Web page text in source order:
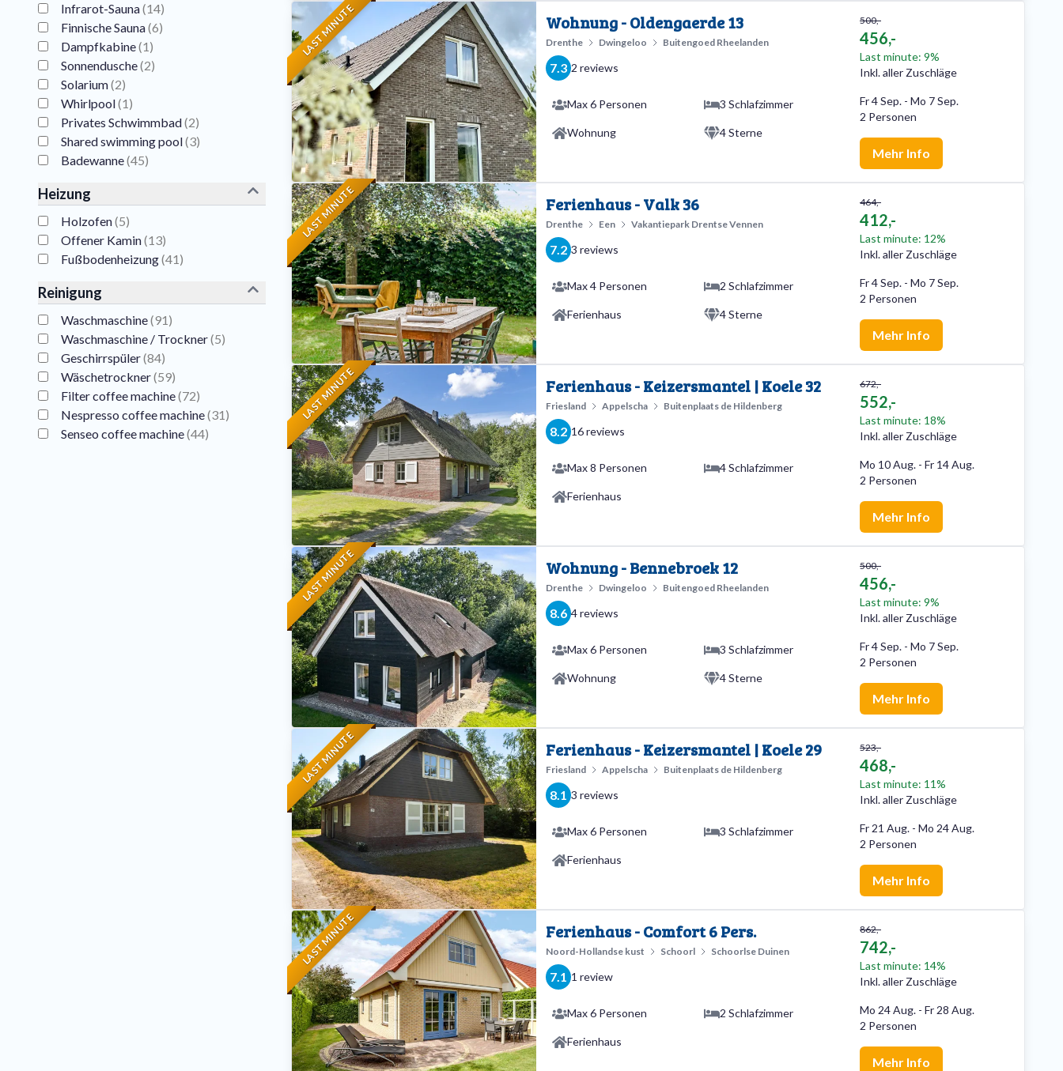
Infrarot-Sauna(14)
Finnische Sauna(6)
Dampfkabine(1)
Sonnendusche(2)
Solarium(2)
Whirlpool(1)
Privates Schwimmbad(2)
Shared swimming pool(3)
Badewanne(45)
Heizung
Holzofen(5)
Offener Kamin(13)
Fußbodenheizung(41)
Reinigung
Waschmaschine(91)
Waschmaschine / Trockner(5)
Geschirrspüler(84)
Wäschetrockner(59)
Filter coffee machine(72)
Nespresso coffee machine(31)
Senseo coffee machine(44)
LAST MINUTE Wohnung - Oldengaerde 13
Drenthe Dwingeloo Buitengoed Rheelanden
7.3 2 reviews
Max 6 Personen 3 Schlafzimmer
Wohnung 4 Sterne
500,-
456,-
Last minute: 9%
Inkl. aller Zuschläge
Fr 4 Sep. - Mo 7 Sep.
2 Personen
Mehr Info
LAST MINUTE Ferienhaus - Valk 36
Drenthe Een Vakantiepark Drentse Vennen
7.2 3 reviews
Max 4 Personen 2 Schlafzimmer
Ferienhaus 4 Sterne
464,-
412,-
Last minute: 12%
Inkl. aller Zuschläge
Fr 4 Sep. - Mo 7 Sep.
2 Personen
Mehr Info
LAST MINUTE Ferienhaus - Keizersmantel | Koele 32
Friesland Appelscha Buitenplaats de Hildenberg
8.2 16 reviews
Max 8 Personen 4 Schlafzimmer
Ferienhaus
672,-
552,-
Last minute: 18%
Inkl. aller Zuschläge
Mo 10 Aug. - Fr 14 Aug.
2 Personen
Mehr Info
LAST MINUTE Wohnung - Bennebroek 12
Drenthe Dwingeloo Buitengoed Rheelanden
8.6 4 reviews
Max 6 Personen 3 Schlafzimmer
Wohnung 4 Sterne
500,-
456,-
Last minute: 9%
Inkl. aller Zuschläge
Fr 4 Sep. - Mo 7 Sep.
2 Personen
Mehr Info
LAST MINUTE Ferienhaus - Keizersmantel | Koele 29
Friesland Appelscha Buitenplaats de Hildenberg
8.1 3 reviews
Max 6 Personen 3 Schlafzimmer
Ferienhaus
523,-
468,-
Last minute: 11%
Inkl. aller Zuschläge
Fr 21 Aug. - Mo 24 Aug.
2 Personen
Mehr Info
LAST MINUTE Ferienhaus - Comfort 6 Pers.
Noord-Hollandse kust Schoorl Schoorlse Duinen
7.1 1 review
Max 6 Personen 2 Schlafzimmer
Ferienhaus
862,-
742,-
Last minute: 14%
Inkl. aller Zuschläge
Mo 24 Aug. - Fr 28 Aug.
2 Personen
Mehr Info